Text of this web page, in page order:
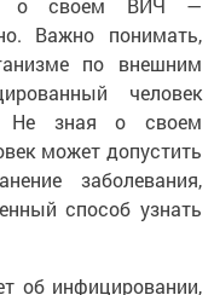
о своем ВИЧ —
Важно понимать,
по внешним
человек
Не зная о своем
может допустить
заболевания,
способ узнать
об инфицировании,